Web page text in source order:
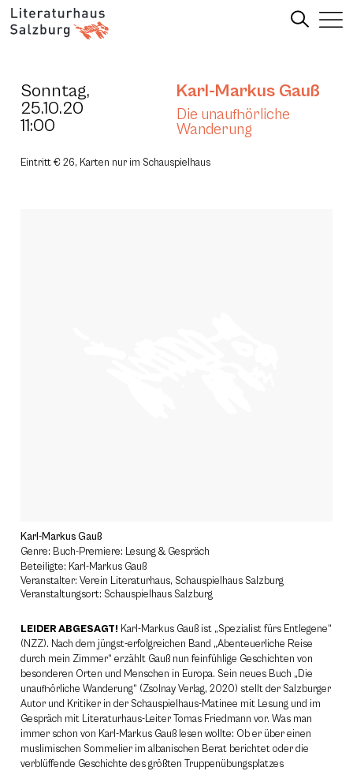
Sonntag,
25.10.20
11:00
Karl-Markus Gauß
Die unaufhörliche
Wanderung
Eintritt € 26, Karten nur im Schauspielhaus
Karl-Markus Gauß
Genre: Buch-Premiere: Lesung & Gespräch
Beteiligte: Karl-Markus Gauß
Veranstalter: Verein Literaturhaus, Schauspielhaus Salzburg
Veranstaltungsort: Schauspielhaus Salzburg
LEIDER ABGESAGT! Karl-Markus Gauß ist „Spezialist fürs Entlegene“
(NZZ). Nach dem jüngst-erfolgreichen Band „Abenteuerliche Reise
durch mein Zimmer“ erzählt Gauß nun feinfühlige Geschichten von
besonderen Orten und Menschen in Europa. Sein neues Buch „Die
unaufhörliche Wanderung“ (Zsolnay Verlag, 2020) stellt der Salzburger
Autor und Kritiker in der Schauspielhaus-Matinee mit Lesung und im
Gespräch mit Literaturhaus-Leiter Tomas Friedmann vor. Was man
immer schon von Karl-Markus Gauß lesen wollte: Ob er über einen
muslimischen Sommelier im albanischen Berat berichtet oder die
verblüffende Geschichte des größten Truppenübungsplatzes